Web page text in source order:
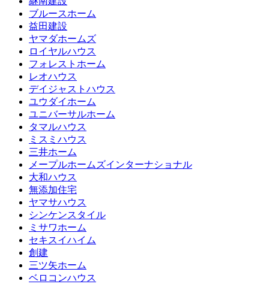
ブルースホーム
益田建設
ヤマダホームズ
ロイヤルハウス
フォレストホーム
レオハウス
デイジャストハウス
ユウダイホーム
ユニバーサルホーム
タマルハウス
ミスミハウス
三井ホーム
メープルホームズインターナショナル
大和ハウス
無添加住宅
ヤマサハウス
シンケンスタイル
ミサワホーム
セキスイハイム
創建
三ツ矢ホーム
ベロコンハウス